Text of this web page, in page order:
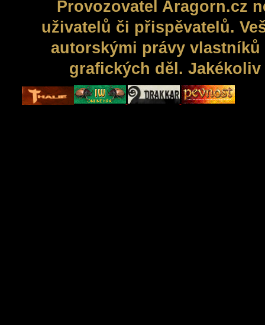
Provozovatel Aragorn.cz
uživatelů či přispěvatelů.
autorskými právy
grafických děl.